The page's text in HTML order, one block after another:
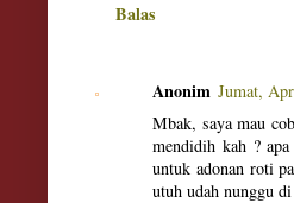
Balas
Anonim Jumat,
Mbak, saya mau
mendidih kah ?
untuk adonan roti
utuh udah nunggu